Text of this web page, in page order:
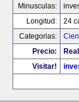
Minusculas:
Longitud:
24
Categorias:
Precio:
Visitar!